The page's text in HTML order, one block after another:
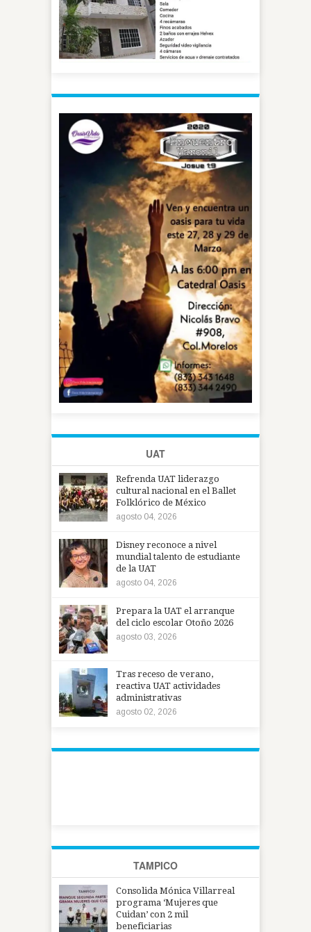
UAT
Refrenda UAT liderazgo
cultural nacional en el Ballet
Folklórico de México
agosto 04, 2026
Disney reconoce a nivel
mundial talento de estudiante
de la UAT
agosto 04, 2026
Prepara la UAT el arranque
del ciclo escolar Otoño 2026
agosto 03, 2026
Tras receso de verano,
reactiva UAT actividades
administrativas
agosto 02, 2026
TAMPICO
Consolida Mónica Villarreal
programa ‘Mujeres que
Cuidan’ con 2 mil
beneficiarias